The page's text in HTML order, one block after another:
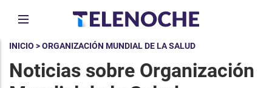
INICIO > ORGANIZACIÓN MUNDIAL DE LA SALUD
Noticias sobre Organización